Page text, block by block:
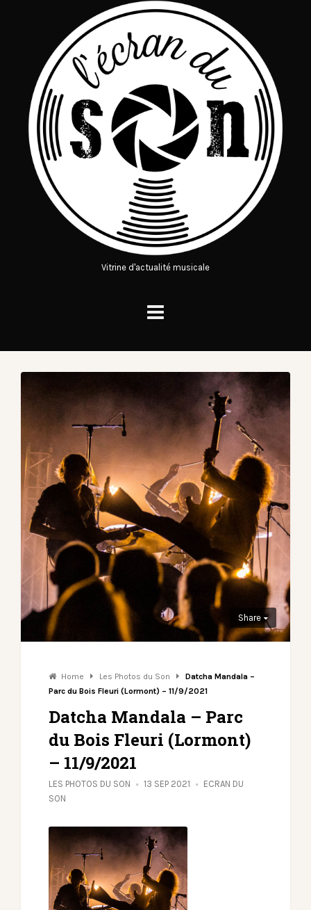
Vitrine d'actualité musicale
Share
Home Les Photos du Son
Datcha Mandala –
Parc du Bois Fleuri (Lormont) – 11/9/2021
Datcha Mandala – Parc
du Bois Fleuri (Lormont)
– 11/9/2021
LES PHOTOS DU SON 13 SEP 2021
ECRAN DU
SON